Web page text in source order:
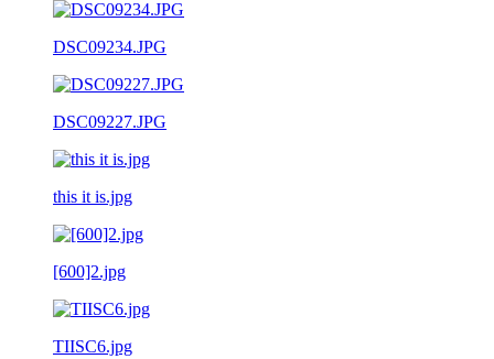
DSC09234.JPG
DSC09227.JPG
this it is.jpg
[600]2.jpg
TIISC6.jpg